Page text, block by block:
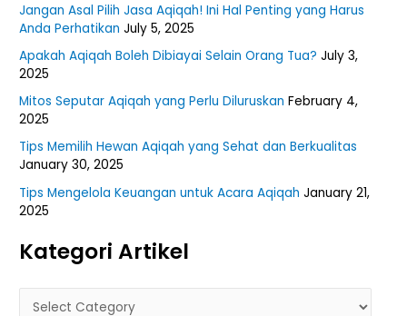
Jangan Asal Pilih Jasa Aqiqah! Ini Hal Penting yang Harus
Anda Perhatikan July 5, 2025
Apakah Aqiqah Boleh Dibiayai Selain Orang Tua? July 3,
2025
Mitos Seputar Aqiqah yang Perlu Diluruskan February 4,
2025
Tips Memilih Hewan Aqiqah yang Sehat dan Berkualitas
January 30, 2025
Tips Mengelola Keuangan untuk Acara Aqiqah January 21,
2025
Kategori Artikel